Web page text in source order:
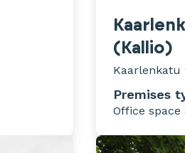
(Kallio)
Kaarlenkatu
Premises
Office space